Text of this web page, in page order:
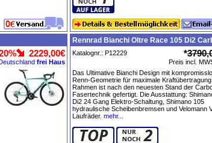
2229,00€
frei Haus
Rennrad Bianchi Oltre Race 105 Di2
Katalognr.: P12229 *
Preis incl.
Das Ultimative Bianchi Design mit
Renn-Geometrie für maximale
Rahmen ist nach den neuesten Stand der
Fasertechnik gefertigt. Die Ausstattung:
Di2 24 Gang Elektro-Schaltung, Shimano 105
hydraulische Scheibenbremsen und Velomann
Laufräder. mehr...